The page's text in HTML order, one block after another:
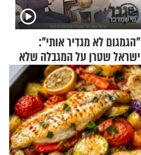
"הגמגום לא מגדיר אותי":
ישראל שטרן על המגבלה שלא
עוצרת אותו